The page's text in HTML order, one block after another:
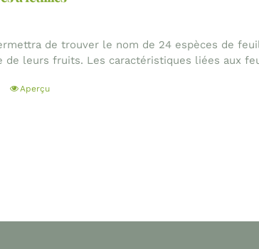
de trouver le nom de 24 espèces de
de leurs fruits. Les caractéristiques liées aux
Aperçu